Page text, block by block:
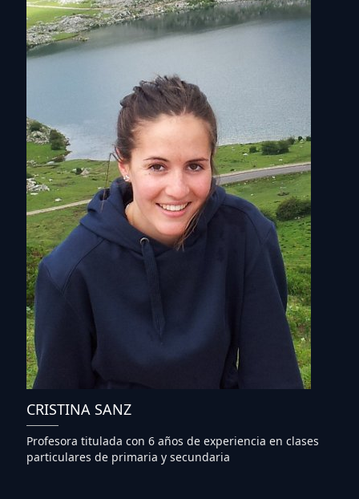
CRISTINA SANZ
Profesora titulada con 6 años de experiencia en clases
particulares de primaria y secundaria